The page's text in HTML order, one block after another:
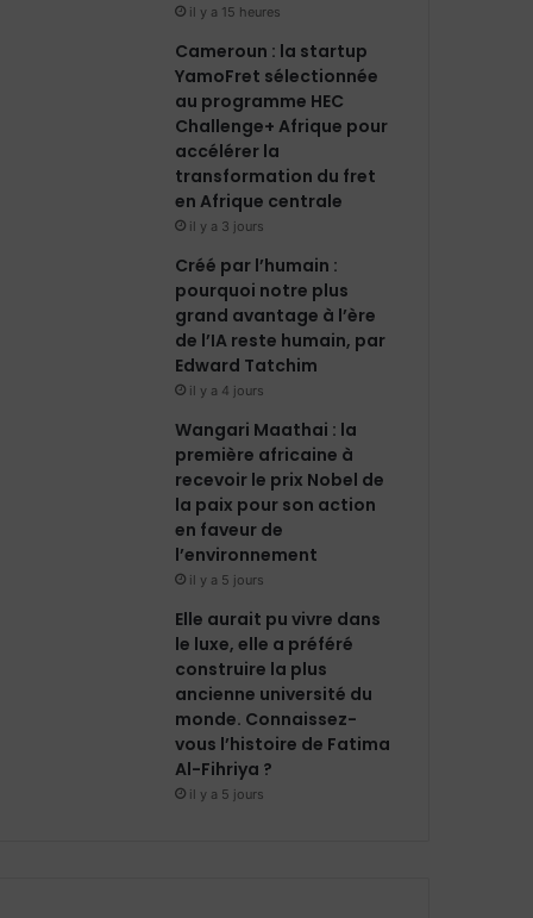
il y a 15 heures
Cameroun : la startup
YamoFret sélectionnée
au programme HEC
Challenge+ Afrique pour
accélérer la
transformation du fret
en Afrique centrale
il y a 3 jours
Créé par l’humain :
pourquoi notre plus
grand avantage à l’ère
de l’IA reste humain, par
Edward Tatchim
il y a 4 jours
Wangari Maathai : la
première africaine à
recevoir le prix Nobel de
la paix pour son action
en faveur de
l’environnement
il y a 5 jours
Elle aurait pu vivre dans
le luxe, elle a préféré
construire la plus
ancienne université du
monde. Connaissez-
vous l’histoire de Fatima
Al-Fihriya ?
il y a 5 jours